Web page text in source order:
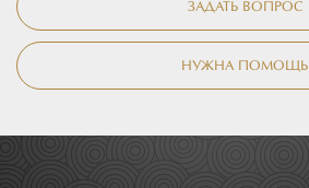
ЗАДАТЬ ВОПРОС
НУЖНА ПОМОЩЬ